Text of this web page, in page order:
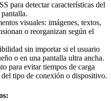
para detectar características del
visuales: imágenes, textos,
o reorganizan según el
sin importar si el usuario
o en una pantalla ultra ancha.
para evitar tiempos de carga
tipo de conexión o dispositivo.